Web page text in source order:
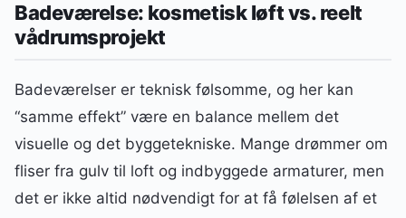
Badeværelse: kosmetisk løft vs. reelt
vådrumsprojekt
Badeværelser er teknisk følsomme, og her kan
“samme effekt” være en balance mellem det
visuelle og det byggetekniske. Mange drømmer om
fliser fra gulv til loft og indbyggede armaturer, men
det er ikke altid nødvendigt for at få følelsen af et